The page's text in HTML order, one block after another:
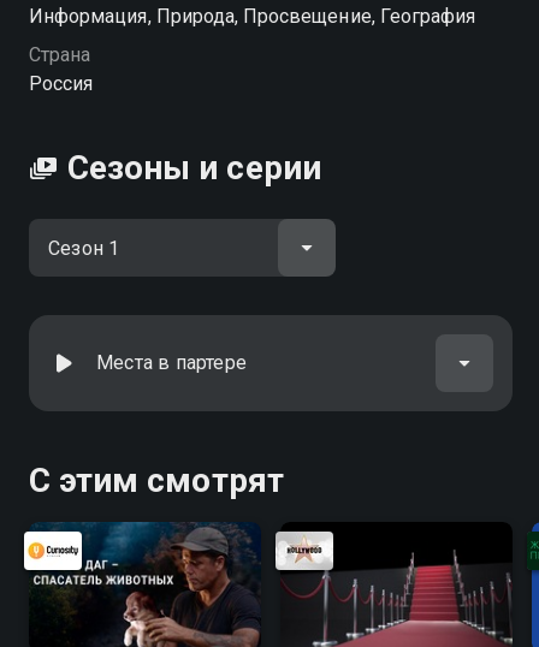
Информация, Природа, Просвещение, География
Страна
Россия
Сезоны и серии
Места в партере
С этим смотрят